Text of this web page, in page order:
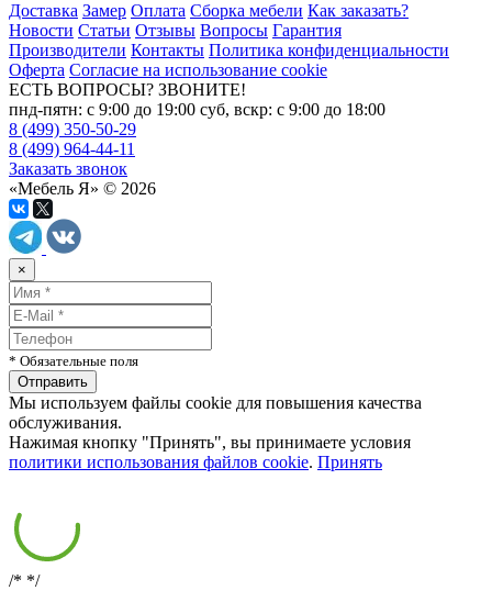
Доставка Замер Оплата Сборка мебели Как заказать?
Новости Статьи Отзывы Вопросы Гарантия
Производители Контакты Политика конфиденциальности
Оферта Согласие на использование cookie
ЕСТЬ ВОПРОСЫ? ЗВОНИТЕ!
пнд-пятн: с 9:00 до 19:00 суб, вскр: с 9:00 до 18:00
8 (499) 350-50-29
8 (499) 964-44-11
Заказать звонок
«Мебель Я» © 2026
×
* Обязательные поля
Мы используем файлы cookie для повышения качества
обслуживания.
Нажимая кнопку "Принять", вы принимаете условия
политики использования файлов cookie. Принять
/* */